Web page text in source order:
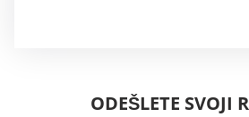
ODEŠLETE SVOJI